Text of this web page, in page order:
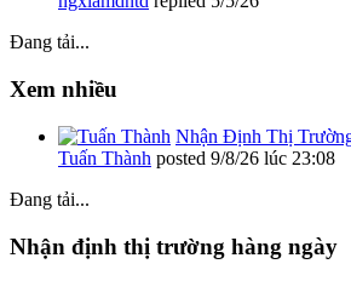
Đang tải...
Xem nhiều
Nhận Định Thị
Tuấn Thành posted 9/8/26 lúc 23:08
Đang tải...
Nhận định thị trường hàng ngày